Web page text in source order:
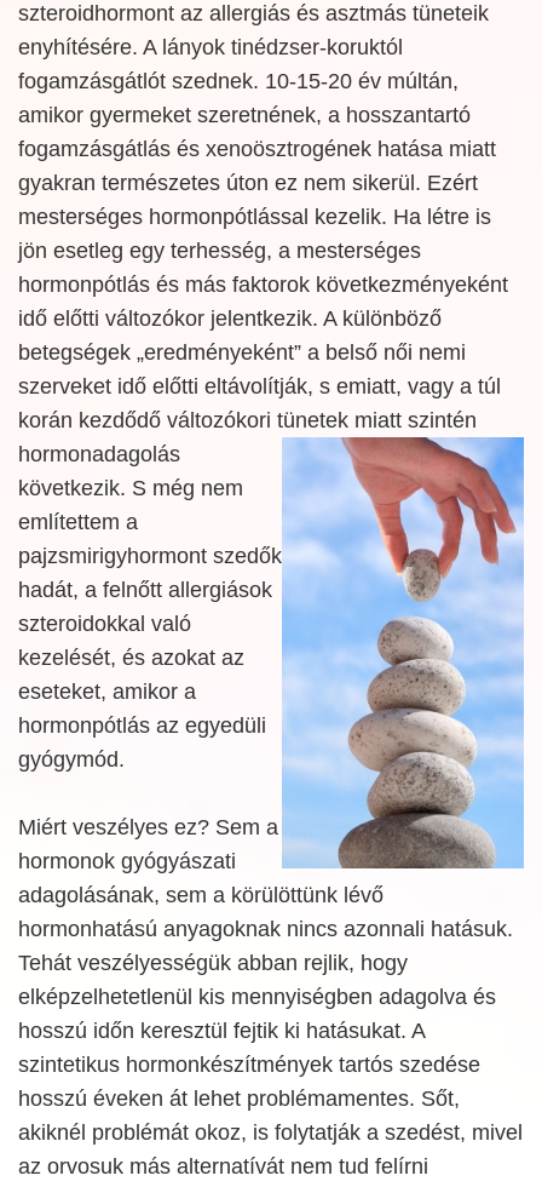
szteroidhormont az allergiás és asztmás tüneteik
enyhítésére. A lányok tinédzser-koruktól
fogamzásgátlót szednek. 10-15-20 év múltán,
amikor gyermeket szeretnének, a hosszantartó
fogamzásgátlás és xenoösztrogének hatása miatt
gyakran természetes úton ez nem sikerül. Ezért
mesterséges hormonpótlással kezelik. Ha létre is
jön esetleg egy terhesség, a mesterséges
hormonpótlás és más faktorok következményeként
idő előtti változókor jelentkezik. A különböző
betegségek „eredményeként” a belső női nemi
szerveket idő előtti eltávolítják, s emiatt, vagy a túl
korán kezdődő változókori tünetek miatt szintén
hormonadagolás
következik. S még nem
említettem a
pajzsmirigyhormont szedők
hadát, a felnőtt allergiások
szteroidokkal való
kezelését, és azokat az
eseteket, amikor a
hormonpótlás az egyedüli
gyógymód.
Miért veszélyes ez? Sem a
hormonok gyógyászati
adagolásának, sem a körülöttünk lévő
hormonhatású anyagoknak nincs azonnali hatásuk.
Tehát veszélyességük abban rejlik, hogy
elképzelhetetlenül kis mennyiségben adagolva és
hosszú időn keresztül fejtik ki hatásukat. A
szintetikus hormonkészítmények tartós szedése
hosszú éveken át lehet problémamentes. Sőt,
akiknél problémát okoz, is folytatják a szedést, mivel
az orvosuk más alternatívát nem tud felírni